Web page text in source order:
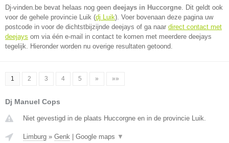
Dj-vinden.be bevat helaas nog geen deejays in Huccorgne. Dit geldt ook
voor de gehele provincie Luik (dj Luik). Voer bovenaan deze pagina uw
postcode in voor de dichtstbijzijnde deejays of ga naar direct contact met
deejays om via één e-mail in contact te komen met meerdere deejays
tegelijk. Hieronder worden nu overige resultaten getoond.
1 2 3 4 5 » »»
Dj Manuel Cops
Niet gevestigd in de plaats Huccorgne en in de provincie Luik.
Limburg » Genk Google maps ▼